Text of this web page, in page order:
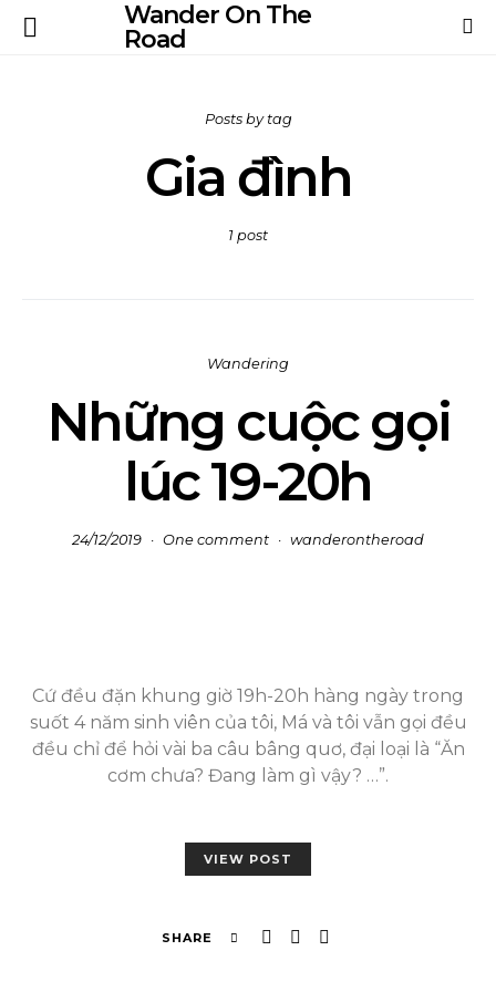
Wander On The
Road
Posts by tag
Gia đình
1 post
Wandering
Những cuộc gọi
lúc 19-20h
24/12/2019 One comment wanderontheroad
Cứ đều đặn khung giờ 19h-20h hàng ngày trong
suốt 4 năm sinh viên của tôi, Má và tôi vẫn gọi đều
đều chỉ để hỏi vài ba câu bâng quơ, đại loại là “Ăn
cơm chưa? Đang làm gì vậy? …”.
VIEW POST
SHARE